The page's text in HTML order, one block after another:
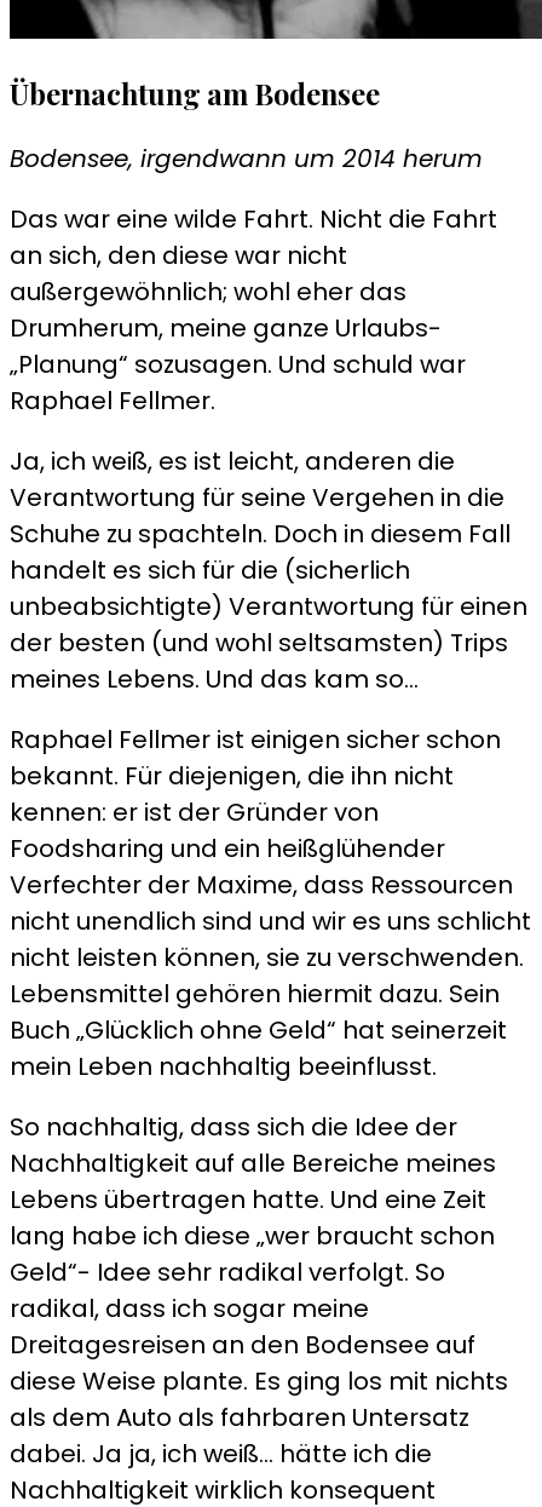
Übernachtung am Bodensee
Bodensee, irgendwann um 2014 herum
Das war eine wilde Fahrt. Nicht die Fahrt
an sich, den diese war nicht
außergewöhnlich; wohl eher das
Drumherum, meine ganze Urlaubs-
„Planung“ sozusagen. Und schuld war
Raphael Fellmer.
Ja, ich weiß, es ist leicht, anderen die
Verantwortung für seine Vergehen in die
Schuhe zu spachteln. Doch in diesem Fall
handelt es sich für die (sicherlich
unbeabsichtigte) Verantwortung für einen
der besten (und wohl seltsamsten) Trips
meines Lebens. Und das kam so…
Raphael Fellmer ist einigen sicher schon
bekannt. Für diejenigen, die ihn nicht
kennen: er ist der Gründer von
Foodsharing und ein heißglühender
Verfechter der Maxime, dass Ressourcen
nicht unendlich sind und wir es uns schlicht
nicht leisten können, sie zu verschwenden.
Lebensmittel gehören hiermit dazu. Sein
Buch „Glücklich ohne Geld“ hat seinerzeit
mein Leben nachhaltig beeinflusst.
So nachhaltig, dass sich die Idee der
Nachhaltigkeit auf alle Bereiche meines
Lebens übertragen hatte. Und eine Zeit
lang habe ich diese „wer braucht schon
Geld“- Idee sehr radikal verfolgt. So
radikal, dass ich sogar meine
Dreitagesreisen an den Bodensee auf
diese Weise plante. Es ging los mit nichts
als dem Auto als fahrbaren Untersatz
dabei. Ja ja, ich weiß… hätte ich die
Nachhaltigkeit wirklich konsequent